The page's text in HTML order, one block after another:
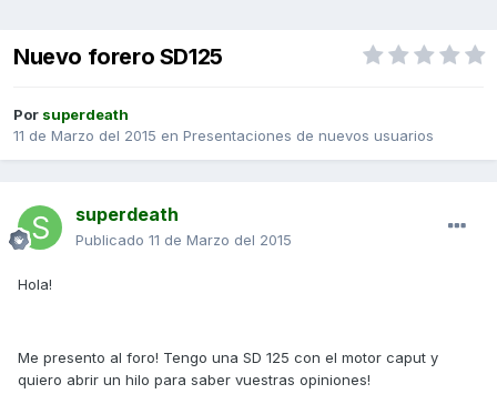
Nuevo forero SD125
Por superdeath
11 de Marzo del 2015 en Presentaciones de nuevos usuarios
superdeath
Publicado 11 de Marzo del 2015
Hola!
Me presento al foro! Tengo una SD 125 con el motor caput y
quiero abrir un hilo para saber vuestras opiniones!